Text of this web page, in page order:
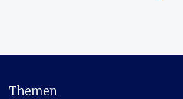
Themen